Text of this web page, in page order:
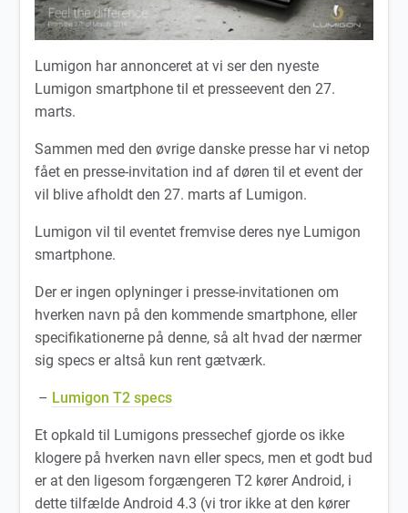
Lumigon har annonceret at vi ser den nyeste
Lumigon smartphone til et presseevent den 27.
marts.
Sammen med den øvrige danske presse har vi netop
fået en presse-invitation ind af døren til et event der
vil blive afholdt den 27. marts af Lumigon.
Lumigon vil til eventet fremvise deres nye Lumigon
smartphone.
Der er ingen oplyninger i presse-invitationen om
hverken navn på den kommende smartphone, eller
specifikationerne på denne, så alt hvad der nærmer
sig specs er altså kun rent gætværk.
– Lumigon T2 specs
Et opkald til Lumigons pressechef gjorde os ikke
klogere på hverken navn eller specs, men et godt bud
er at den ligesom forgængeren T2 kører Android, i
dette tilfælde Android 4.3 (vi tror ikke at den kører